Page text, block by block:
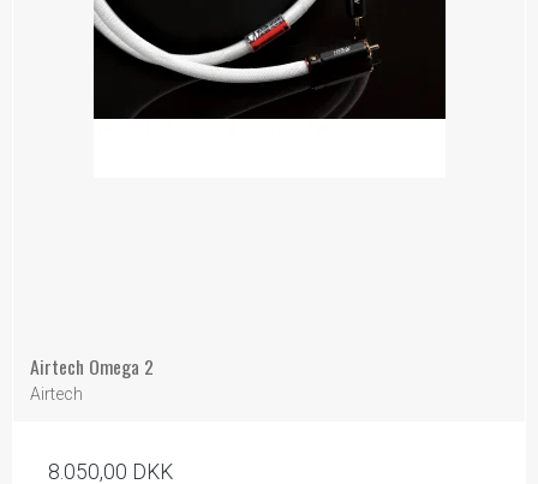
Airtech Omega 2
Airtech
8.050,00 DKK